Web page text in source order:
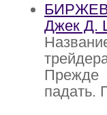
Джек Д.
Прежде
падать.